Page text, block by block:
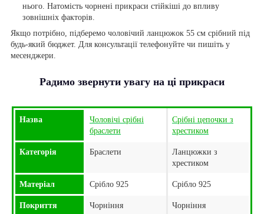
нього. Натомість чорнені прикраси стійкіші до впливу
зовнішніх факторів.
Якщо потрібно, підберемо чоловічий ланцюжок 55 см срібний під
будь-який бюджет. Для консультації телефонуйте чи пишіть у
месенджери.
Радимо звернути увагу на ці прикраси
Назва
Чоловічі срібні
браслети
Срібні цепочки з
хрестиком
Категорія Браслети
Ланцюжки з
хрестиком
Матеріал Срібло 925 Срібло 925
Покриття Чорніння Чорніння